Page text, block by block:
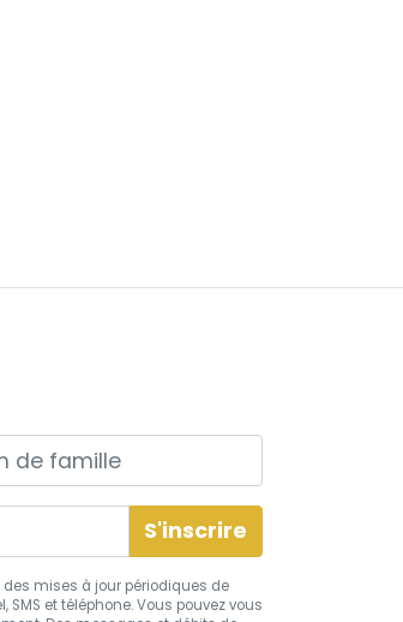
de famille
des mises à jour périodiques de
et téléphone. Vous pouvez vous